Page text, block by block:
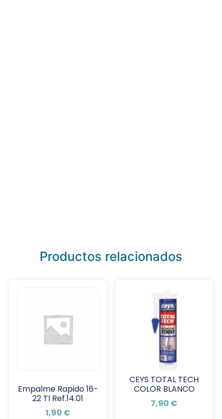
Productos relacionados
Empalme Rapido 16-
22 Tl Ref.14.01
1,90 €
CEYS TOTAL TECH
COLOR BLANCO
7,90 €